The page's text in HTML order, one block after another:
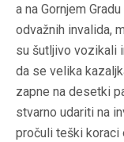
a na Gornjem
odvažnih invalida,
su šutljivo vozikali
da se velika
zapne na desetki
stvarno udariti na
pročuli teški koraci